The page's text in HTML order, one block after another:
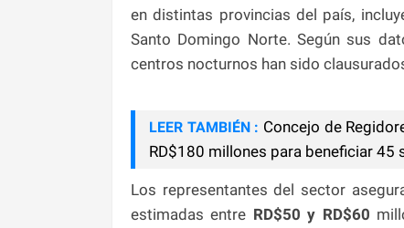
en distintas provincias del país,
Santo Domingo Norte. Según sus
centros nocturnos han sido
LEER TAMBIÉN : Concejo de
RD$180 millones para beneficiar 45
Los representantes del sector
estimadas entre RD$50 y RD$60